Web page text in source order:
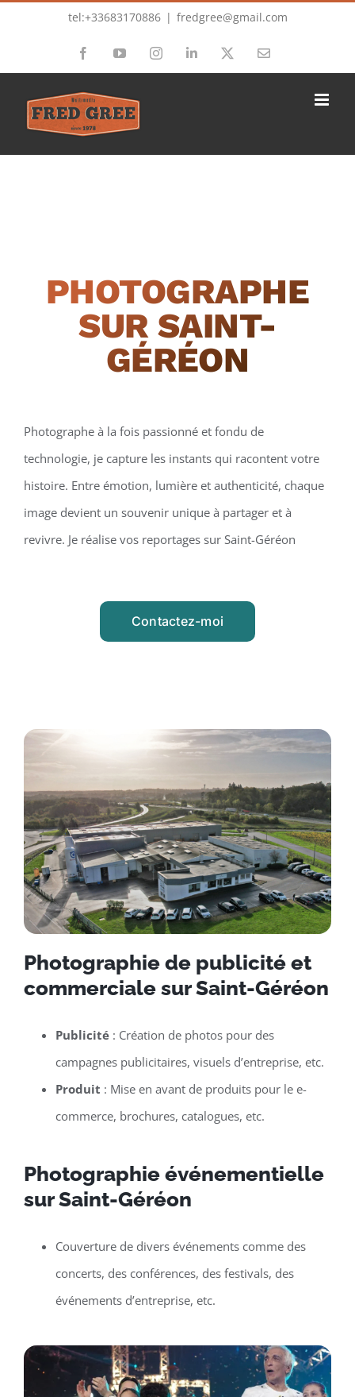
tel:+33683170886 | fredgree@gmail.com
FacebookYouTubeInstagramLinkedIn Email
PHOTOGRAPHE
SUR SAINT-
GÉRÉON
Photographe à la fois passionné et fondu de
technologie, je capture les instants qui racontent votre
histoire. Entre émotion, lumière et authenticité, chaque
image devient un souvenir unique à partager et à
revivre. Je réalise vos reportages sur Saint-Géréon
Contactez-moi
Photographie de publicité et
commerciale sur Saint-Géréon
Publicité: Création de photos pour des
campagnes publicitaires, visuels d’entreprise, etc.
Produit : Mise en avant de produits pour le e-
commerce, brochures, catalogues, etc.
Photographie événementielle
sur Saint-Géréon
Couverture de divers événements comme des
concerts, des conférences, des festivals, des
événements d’entreprise, etc.